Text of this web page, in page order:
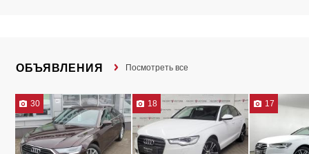
ОБЪЯВЛЕНИЯ Посмотреть все
30 18 17